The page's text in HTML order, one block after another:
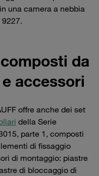
una camera a nebbia
da
accessori
offre anche dei set
della Serie
parte 1, composti
di fissaggio
di montaggio: piastre
di bloccaggio di